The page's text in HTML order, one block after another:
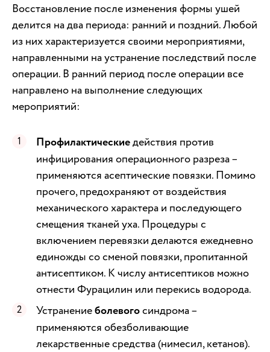
Восстановление после изменения формы ушей
делится на два периода: ранний и поздний. Любой
из них характеризуется своими мероприятиями,
направленными на устранение последствий после
операции. В ранний период после операции все
направлено на выполнение следующих
мероприятий:
Профилактическиедействия против
инфицирования операционного разреза –
применяются асептические повязки. Помимо
прочего, предохраняют от воздействия
механического характера и последующего
смещения тканей уха. Процедуры с
включением перевязки делаются ежедневно
единожды со сменой повязки, пропитанной
антисептиком. К числу антисептиков можно
отнести Фурацилин или перекись водорода.
Устранениеболевогосиндрома –
применяются обезболивающие
лекарственные средства (нимесил, кетанов).